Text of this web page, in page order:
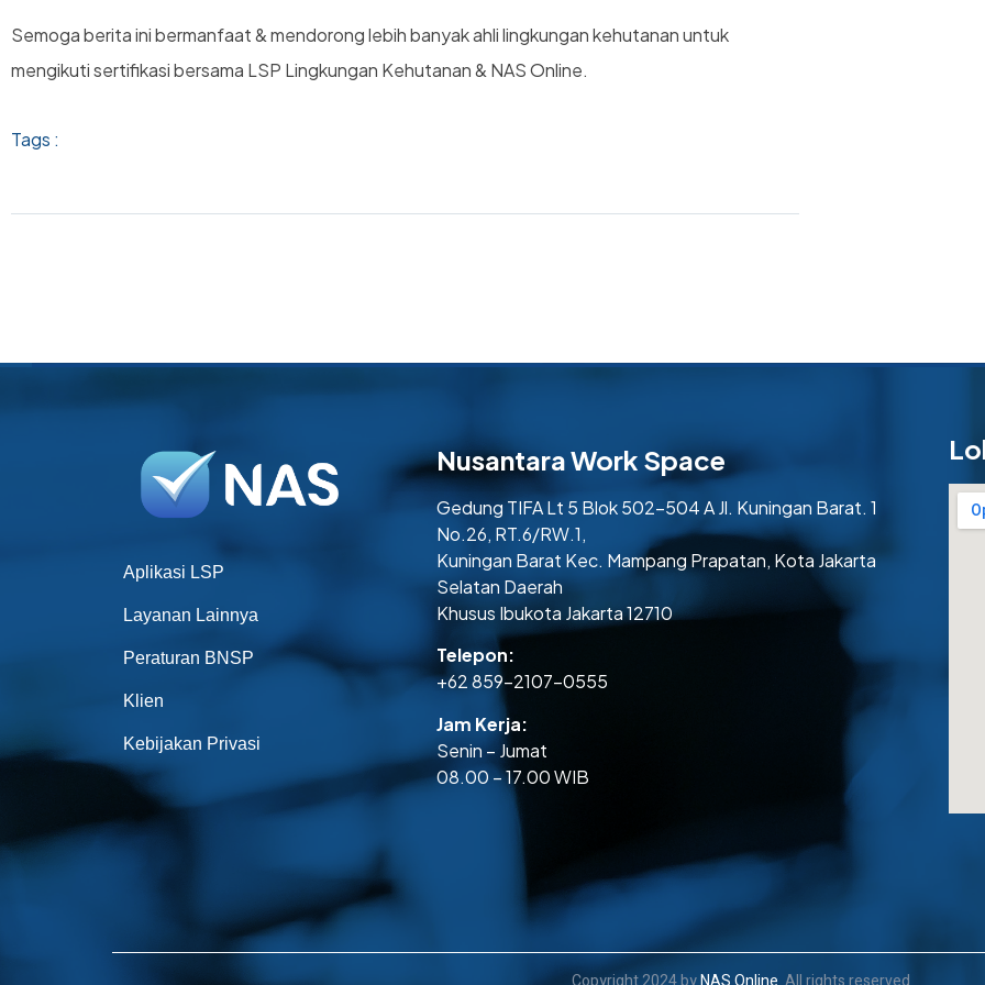
Semoga berita ini bermanfaat & mendorong lebih banyak ahli lingkungan kehutanan untuk
mengikuti sertifikasi bersama LSP Lingkungan Kehutanan & NAS Online.
Tags :
Aplikasi LSP
Layanan Lainnya
Peraturan BNSP
Klien
Kebijakan Privasi
Nusantara Work Space
Gedung TIFA Lt 5 Blok 502-504 A Jl. Kuningan Barat. 1
No.26, RT.6/RW.1,
Kuningan Barat Kec. Mampang Prapatan, Kota Jakarta
Selatan Daerah
Khusus Ibukota Jakarta 12710
Telepon:
+62 859-2107-0555
Jam Kerja:
Senin – Jumat
08.00 – 17.00 WIB